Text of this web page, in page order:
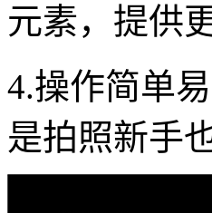
元素，提供
4.操作简单
是拍照新手